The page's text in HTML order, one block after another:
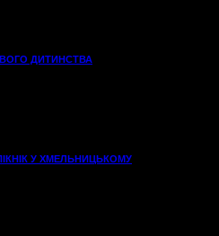
ДИТИНСТВА
У ХМЕЛЬНИЦЬКОМУ